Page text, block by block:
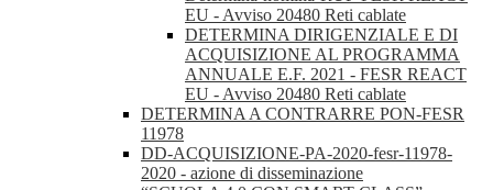
EU - Avviso 20480 Reti cablate
DETERMINA DIRIGENZIALE E DI
ACQUISIZIONE AL PROGRAMMA
ANNUALE E.F. 2021 - FESR REACT
EU - Avviso 20480 Reti cablate
DETERMINA A CONTRARRE PON-FESR
11978
DD-ACQUISIZIONE-PA-2020-fesr-11978-
2020 - azione di disseminazione